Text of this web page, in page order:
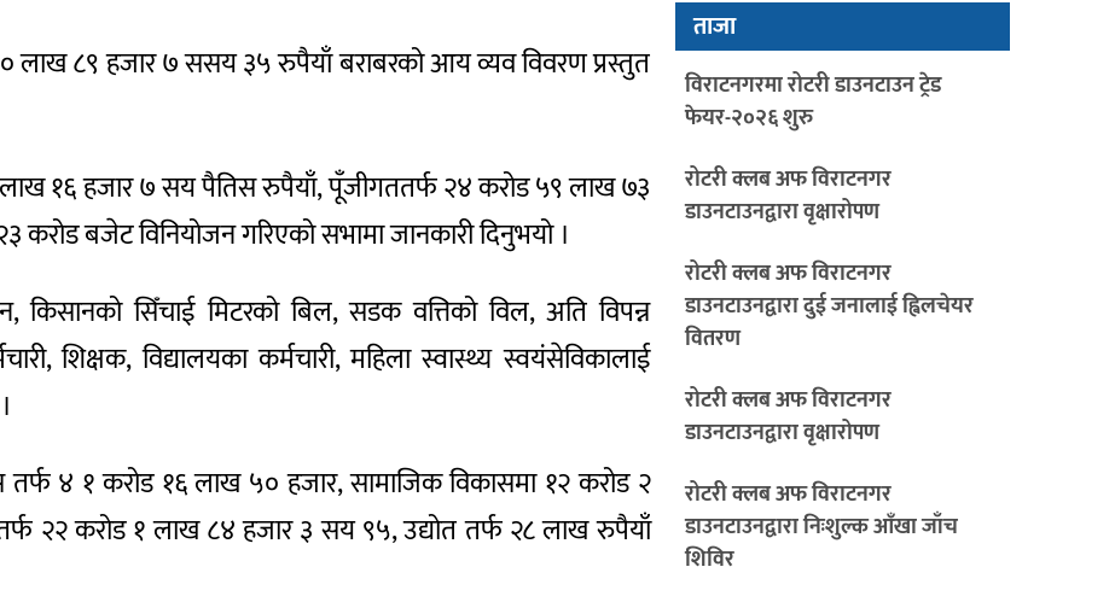
लाख ८९ हजार ७ ससय ३५ रुपैयाँ बराबरको आय व्यव विवरण प्रस्तुत
१६ हजार ७ सय पैतिस रुपैयाँ, पूँजीगततर्फ २४ करोड ५९ लाख ७३
करोड बजेट विनियोजन गरिएको सभामा जानकारी दिनुभयो ।
किसानको सिँचाई मिटरको बिल, सडक वत्तिको विल, अति विपन्न
शिक्षक, विद्यालयका कर्मचारी, महिला स्वास्थ्य स्वयंसेविकालाई
४ १ करोड १६ लाख ५० हजार, सामाजिक विकासमा १२ करोड २
२२ करोड १ लाख ८४ हजार ३ सय ९५, उद्योत तर्फ २८ लाख रुपैयाँ
ताजा
विराटनगरमा रोटरी डाउनटाउन ट्रेड
फेयर-२०२६ शुरु
रोटरी क्लब अफ विराटनगर
डाउनटाउनद्वारा वृक्षारोपण
रोटरी क्लब अफ विराटनगर
डाउनटाउनद्वारा दुई जनालाई ह्विलचेयर
वितरण
रोटरी क्लब अफ विराटनगर
डाउनटाउनद्वारा वृक्षारोपण
रोटरी क्लब अफ विराटनगर
डाउनटाउनद्वारा निःशुल्क आँखा जाँच
शिविर